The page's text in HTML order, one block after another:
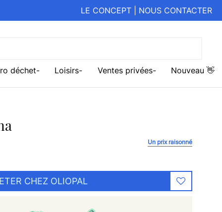
LE CONCEPT NOUS CONTACTER
déchet Loisirs Ventes privées Nouveau 👋
Un prix raisonné
CHEZ OLIOPAL